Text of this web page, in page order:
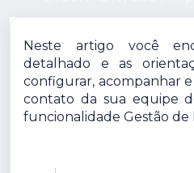
Neste artigo você
detalhado e as
configurar, acompanhar
contato da sua equipe
funcionalidade Gestão de